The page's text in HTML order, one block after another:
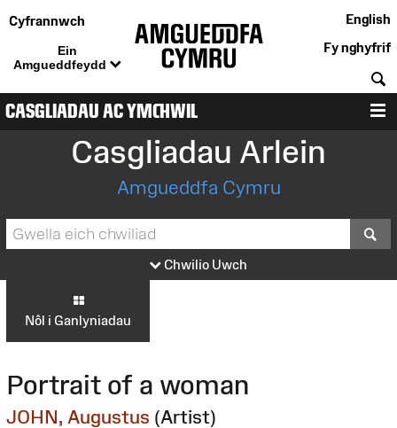
Cyfrannwch
Ein
Amgueddfeydd
English
Fy nghyfrif
CASGLIADAU AC YMCHWIL
Casgliadau Arlein
Amgueddfa Cymru
Chwilio Uwch
Nôl i Ganlyniadau
Portrait of a woman
JOHN, Augustus (Artist)